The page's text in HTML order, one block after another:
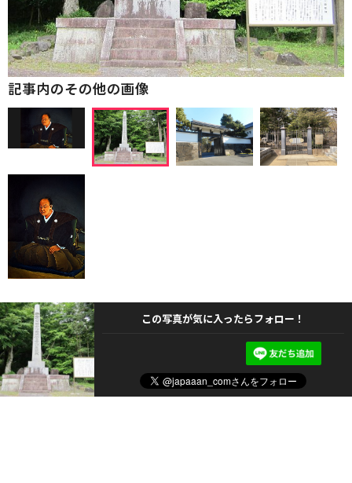
記事内のその他の画像
この写真が気に入ったらフォロー！